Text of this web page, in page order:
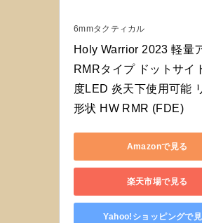
6mmタクティカル
Holy Warrior 2023 軽量
RMRタイプ ドットサイ
度LED 炎天下使用可能
形状 HW RMR (FDE)
Amazonで見る
楽天市場で見る
Yahoo!ショッピングで